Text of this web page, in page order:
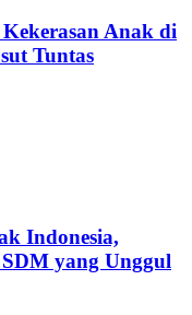
Anak di
Tuntas
Indonesia,
yang Unggul